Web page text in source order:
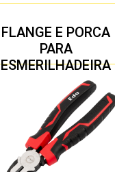
FLANGE E PORCA
PARA
ESMERILHADEIRA
4.1/2″ 20,00 MM